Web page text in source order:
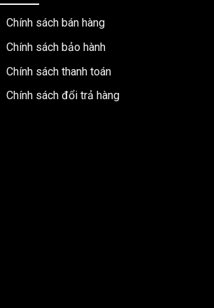
Chính sách bán hàng
Chính sách bảo hành
Chính sách thanh toán
Chính sách đổi trả hàng